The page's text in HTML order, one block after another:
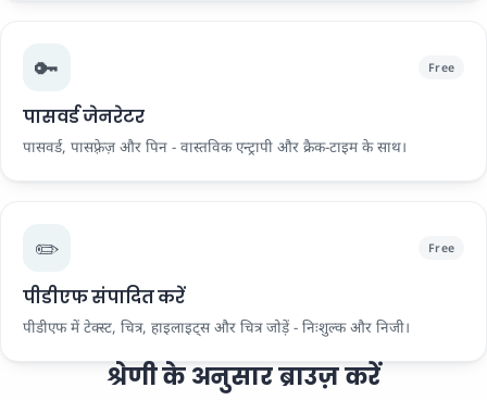
🔑 Free
पासवर्ड जेनरेटर
पासवर्ड, पासफ़्रेज़ और पिन - वास्तविक एन्ट्रापी और क्रैक-टाइम के साथ।
✏️ Free
पीडीएफ संपादित करें
पीडीएफ में टेक्स्ट, चित्र, हाइलाइट्स और चित्र जोड़ें - निःशुल्क और निजी।
श्रेणी के अनुसार ब्राउज़ करें